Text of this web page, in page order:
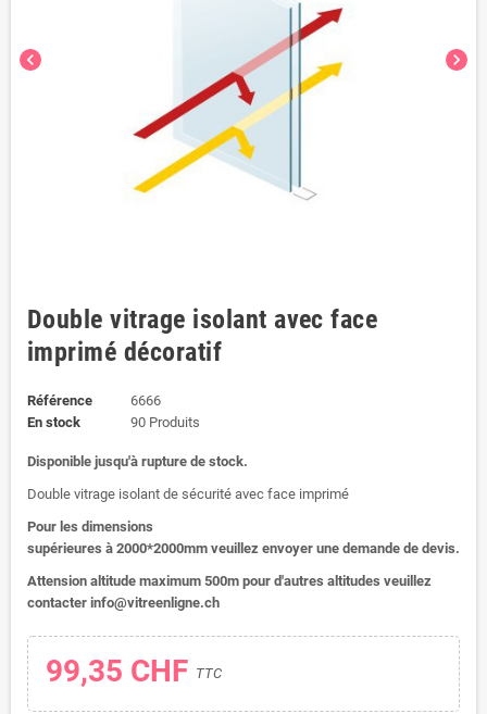
chevron_left chevron_right
Double vitrage isolant avec face
imprimé décoratif
Référence
6666
En stock
90 Produits
Disponible jusqu'à rupture de stock.
Double vitrage isolant de sécurité avec face imprimé
Pour les dimensions
supérieures à 2000*2000mm veuillez envoyer une demande de devis.
Attension altitude maximum 500m pour d'autres altitudes veuillez
contacter info@vitreenligne.ch
99,35 CHF TTC